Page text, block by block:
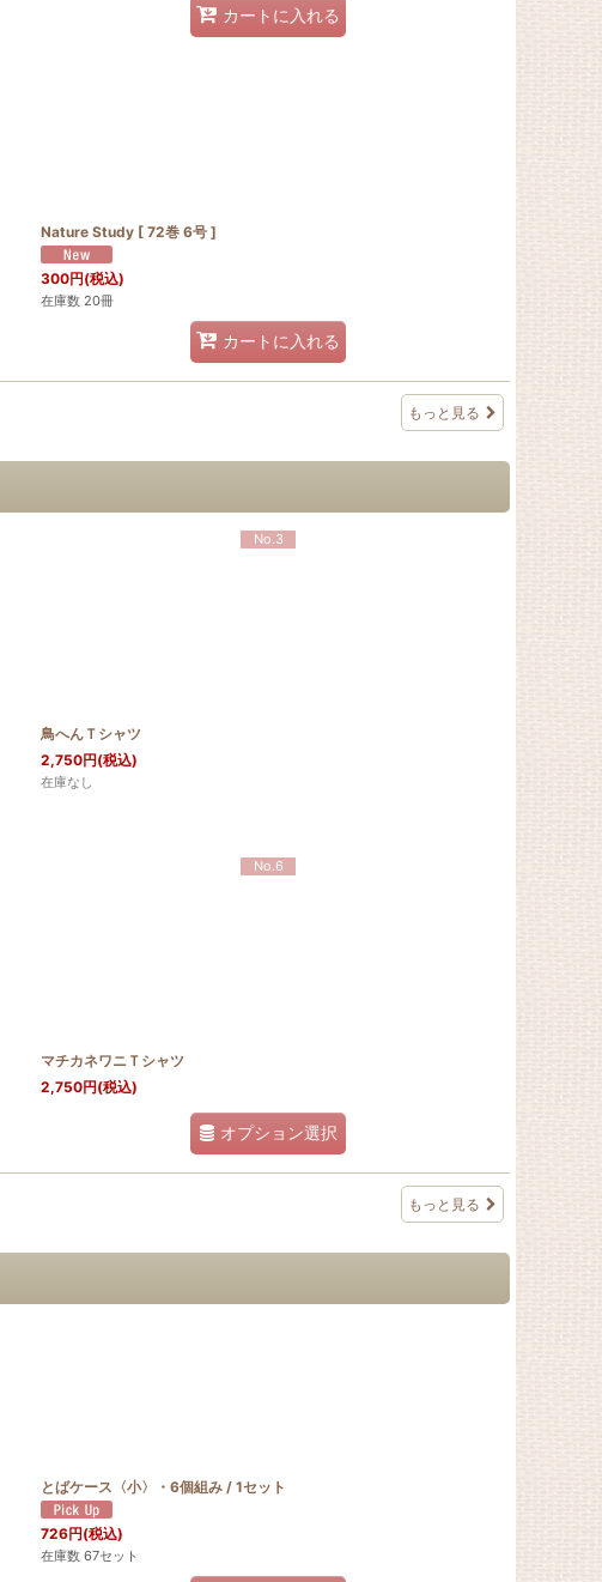
カートに入れる
Nature Study [ 72巻 6号 ]
300円(税込)
在庫数 20冊
カートに入れる
もっと見る
No.3
鳥へんＴシャツ
2,750円(税込)
在庫なし
No.6
マチカネワニＴシャツ
2,750円(税込)
オプション選択
もっと見る
とばケース〈小〉・6個組み / 1セット
726円(税込)
在庫数 67セット